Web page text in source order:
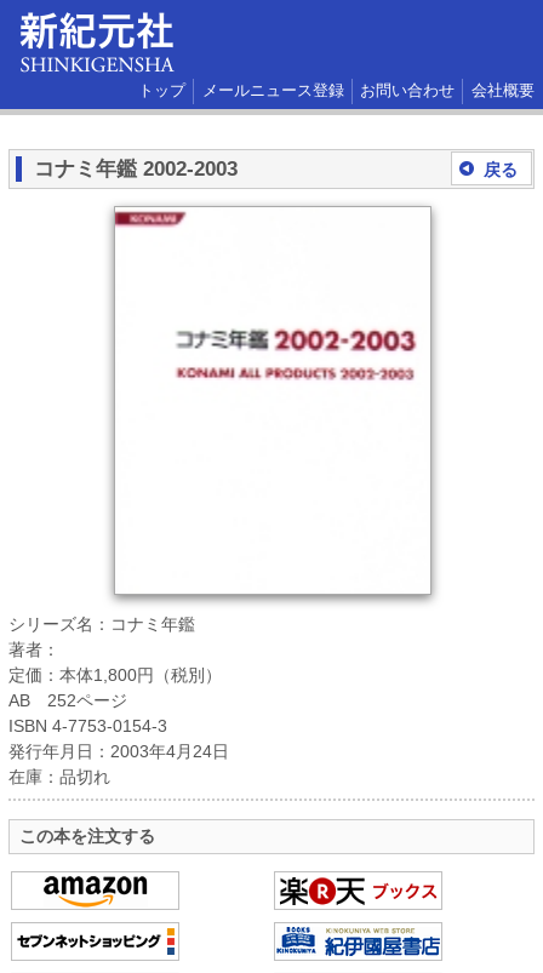
トップ メールニュース登録 お問い合わせ 会社概要
戻る
コナミ年鑑 2002-2003
シリーズ名：コナミ年鑑
著者：
定価：本体1,800円（税別）
AB 252ページ
ISBN 4-7753-0154-3
発行年月日：2003年4月24日
在庫：品切れ
この本を注文する